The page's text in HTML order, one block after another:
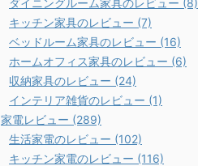
キッチン家具のレビュー (7)
ベッドルーム家具のレビュー (16)
ホームオフィス家具のレビュー (6)
収納家具のレビュー (24)
インテリア雑貨のレビュー (1)
家電レビュー (289)
生活家電のレビュー (102)
キッチン家電のレビュー (116)